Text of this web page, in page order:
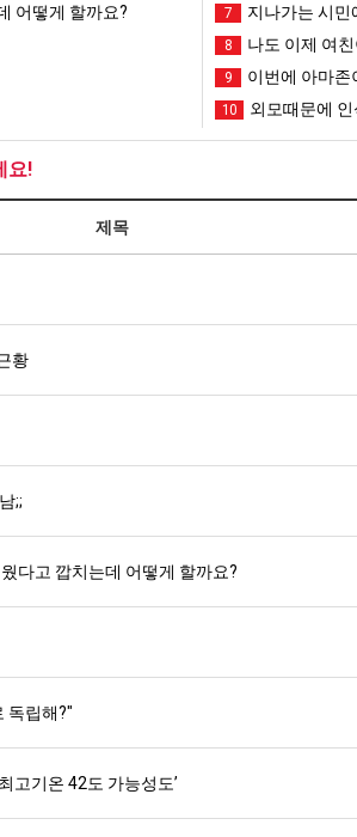
어떻게 할까요? 7 지나가는 시민
8 나도 이제 여
9 이번에 아마존
10 외모때문에
요!
제목
황
;;
다고 깝치는데 어떻게 할까요?
독립해?"
고기온 42도 가능성도’